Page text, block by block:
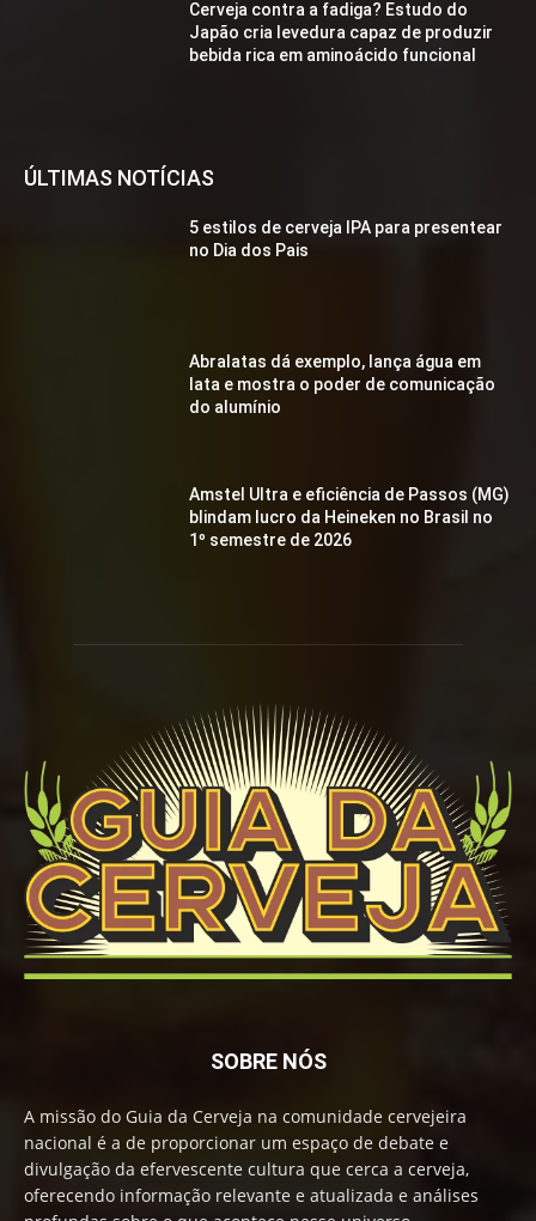
Cerveja contra a fadiga? Estudo do
Japão cria levedura capaz de produzir
bebida rica em aminoácido funcional
ÚLTIMAS NOTÍCIAS
5 estilos de cerveja IPA para presentear
no Dia dos Pais
Abralatas dá exemplo, lança água em
lata e mostra o poder de comunicação
do alumínio
Amstel Ultra e eficiência de Passos (MG)
blindam lucro da Heineken no Brasil no
1º semestre de 2026
SOBRE NÓS
A missão do Guia da Cerveja na comunidade cervejeira
nacional é a de proporcionar um espaço de debate e
divulgação da efervescente cultura que cerca a cerveja,
oferecendo informação relevante e atualizada e análises